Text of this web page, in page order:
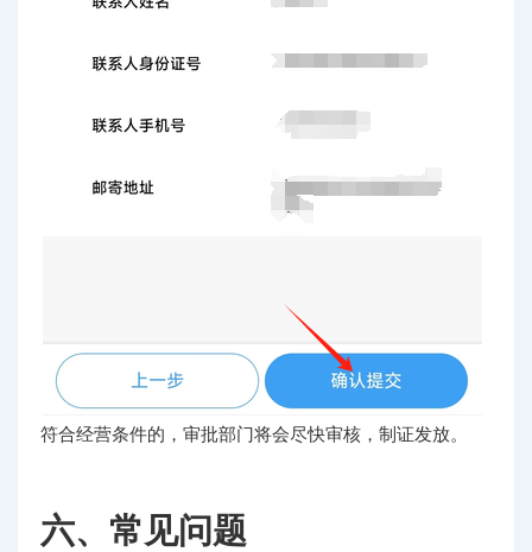
符合经营条件的，审批部门将会尽快审核，制证发放。
六、常见问题